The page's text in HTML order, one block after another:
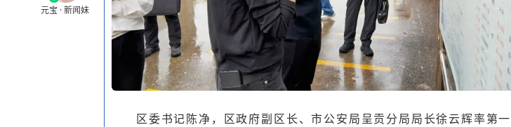
元宝 · 新闻妹
区委书记陈净，区政府副区长、市公安局呈贡分局局长徐云辉率第